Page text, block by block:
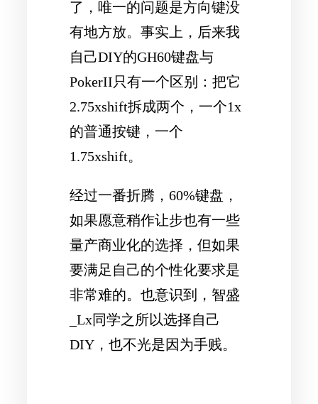
了，唯一的问题是方向键没
有地方放。事实上，后来我
自己DIY的GH60键盘与
PokerII只有一个区别：把它
2.75xshift拆成两个，一个1x
的普通按键，一个
1.75xshift。
经过一番折腾，60%键盘，
如果愿意稍作让步也有一些
量产商业化的选择，但如果
要满足自己的个性化要求是
非常难的。也意识到，智盛
_Lx同学之所以选择自己
DIY，也不光是因为手贱。